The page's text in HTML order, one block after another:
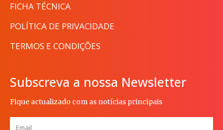
FICHA TÉCNICA
POLÍTICA DE PRIVACIDADE
TERMOS E CONDIÇÕES
Subscreva a nossa Newsletter
Fique actualizado com as notícias principais